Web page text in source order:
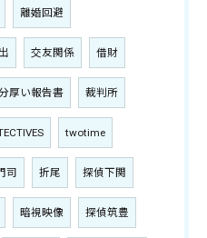
離婚回避
交友関係 借財
厚い報告書 裁判所
twotime
司 折尾 探偵下関
暗視映像 探偵筑豊